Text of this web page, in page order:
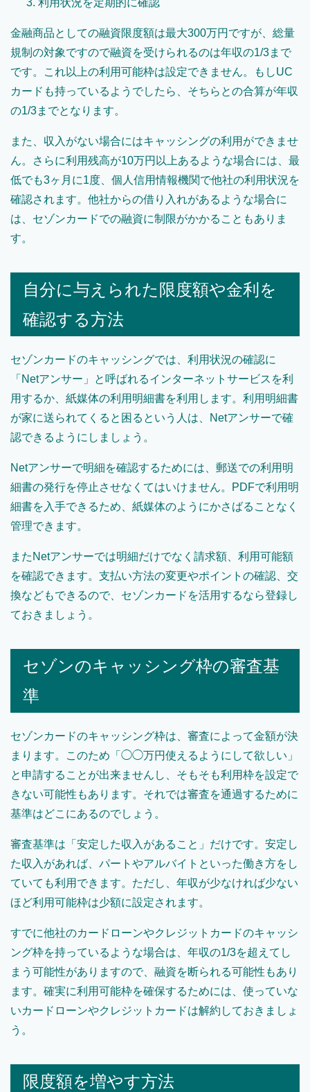
利用状況を定期的に確認
金融商品としての融資限度額は最大300万円ですが、総量
規制の対象ですので融資を受けられるのは年収の1/3まで
です。これ以上の利用可能枠は設定できません。もしUC
カードも持っているようでしたら、そちらとの合算が年収
の1/3までとなります。
また、収入がない場合にはキャッシングの利用ができませ
ん。さらに利用残高が10万円以上あるような場合には、最
低でも3ヶ月に1度、個人信用情報機関で他社の利用状況を
確認されます。他社からの借り入れがあるような場合に
は、セゾンカードでの融資に制限がかかることもありま
す。
自分に与えられた限度額や金利を
確認する方法
セゾンカードのキャッシングでは、利用状況の確認に
「Netアンサー」と呼ばれるインターネットサービスを利
用するか、紙媒体の利用明細書を利用します。利用明細書
が家に送られてくると困るという人は、Netアンサーで確
認できるようにしましょう。
Netアンサーで明細を確認するためには、郵送での利用明
細書の発行を停止させなくてはいけません。PDFで利用明
細書を入手できるため、紙媒体のようにかさばることなく
管理できます。
またNetアンサーでは明細だけでなく請求額、利用可能額
を確認できます。支払い方法の変更やポイントの確認、交
換などもできるので、セゾンカードを活用するなら登録し
ておきましょう。
セゾンのキャッシング枠の審査基
準
セゾンカードのキャッシング枠は、審査によって金額が決
まります。このため「◯◯万円使えるようにして欲しい」
と申請することが出来ませんし、そもそも利用枠を設定で
きない可能性もあります。それでは審査を通過するために
基準はどこにあるのでしょう。
審査基準は「安定した収入があること」だけです。安定し
た収入があれば、パートやアルバイトといった働き方をし
ていても利用できます。ただし、年収が少なければ少ない
ほど利用可能枠は少額に設定されます。
すでに他社のカードローンやクレジットカードのキャッシ
ング枠を持っているような場合は、年収の1/3を超えてし
まう可能性がありますので、融資を断られる可能性もあり
ます。確実に利用可能枠を確保するためには、使っていな
いカードローンやクレジットカードは解約しておきましょ
う。
限度額を増やす方法